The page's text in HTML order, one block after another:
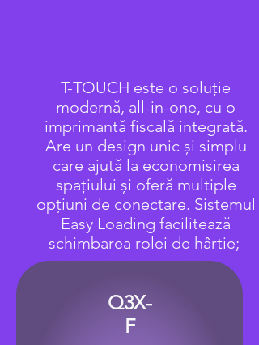
T-TOUCH este o soluție
modernă, all-in-one, cu o
imprimantă fiscală integrată.
Are un design unic și simplu
care ajută la economisirea
spațiului și oferă multiple
opțiuni de conectare. Sistemul
Easy Loading facilitează
schimbarea rolei de hârtie;
Q3X-
F